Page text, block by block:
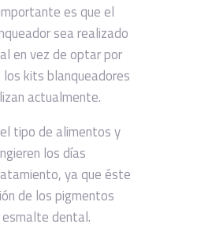
es que el
sea realizado
en vez de optar por
kits blanqueadores
actualmente.
tipo de alimentos y
los días
ya que éste
de los pigmentos
dental.